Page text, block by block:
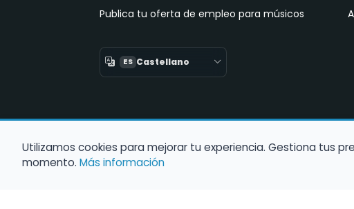
Publica tu oferta de empleo para músicos
ES Castellano
Utilizamos cookies para mejorar tu experiencia. Gestiona tus
momento. Más información